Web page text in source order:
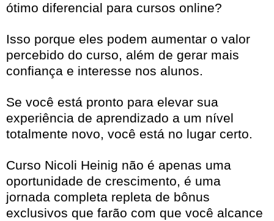
ótimo diferencial para cursos online?
Isso porque eles podem aumentar o valor
percebido do curso, além de gerar mais
confiança e interesse nos alunos.
Se você está pronto para elevar sua
experiência de aprendizado a um nível
totalmente novo, você está no lugar certo.
Curso Nicoli Heinig não é apenas uma
oportunidade de crescimento, é uma
jornada completa repleta de bônus
exclusivos que farão com que você alcance